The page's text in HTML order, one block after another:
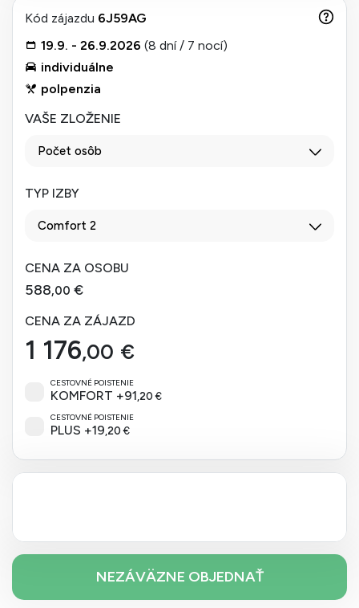
Kód zájazdu 6J59AG
19.9. - 26.9.2026 (8 dní / 7 nocí)
individuálne
polpenzia
VAŠE ZLOŽENIE
Počet osôb
TYP IZBY
Comfort 2
CENA ZA OSOBU
588,00 €
CENA ZA ZÁJAZD
1 176,00 €
CESTOVNÉ POISTENIE
KOMFORT +91,20 €
CESTOVNÉ POISTENIE
PLUS +19,20 €